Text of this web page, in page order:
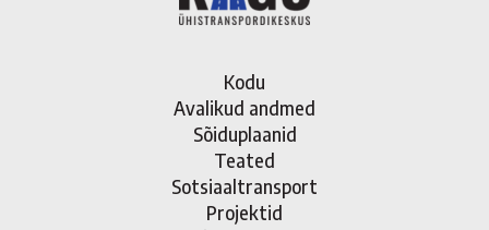
Kodu
Avalikud andmed
Sõiduplaanid
Teated
Sotsiaaltransport
Projektid